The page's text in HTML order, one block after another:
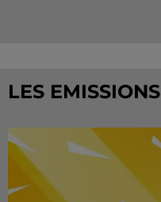
LES EMISSIONS